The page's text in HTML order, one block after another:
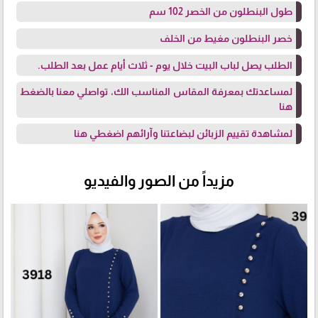
طول البنطلون من الخصر 102 سم
خصر البنطلون مغيط من الخلف
الطلب يصل لباب البيت خلال يوم - ثلاث أيام عمل بعد الطلب.
لمساعدتك بمعرفة المقاس المناسب الك، تواصلي معنابالضغط
هنا
لمشاهدة تقييم الزبائن لبضاعتنا وآرائهم اضغطي هنا
مزيداً من الصور والفيديو